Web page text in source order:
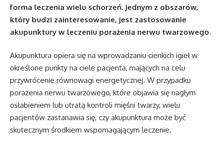
forma leczenia wielu schorzeń. Jednym z obszarów,
który budzi zainteresowanie, jest zastosowanie
akupunktury w leczeniu porażenia nerwu twarzowego.
Akupunktura opiera się na wprowadzaniu cienkich igieł w
określone punkty na ciele pacjenta, mających na celu
przywrócenie równowagi energetycznej. W przypadku
porażenia nerwu twarzowego, które objawia się nagłym
osłabieniem lub utratą kontroli mięśni twarzy, wielu
pacjentów zastanawia się, czy akupunktura może być
skutecznym środkiem wspomagającym leczenie.